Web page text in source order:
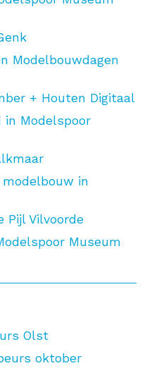
Modelbouwdagen
+ Houten Digitaal
in Modelspoor
modelbouw in
Pijl Vilvoorde
Museum
Olst
oktober